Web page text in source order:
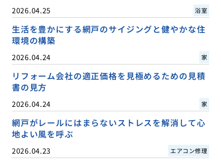
2026.04.25 浴室
生活を豊かにする網戸のサイジングと健やかな住
環境の構築
2026.04.24 家
リフォーム会社の適正価格を見極めるための見積
書の見方
2026.04.24 家
網戸がレールにはまらないストレスを解消して心
地よい風を呼ぶ
2026.04.23 エアコン修理